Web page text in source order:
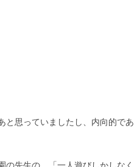
と思っていましたし、内向的であ